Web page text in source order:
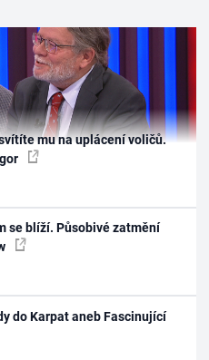
mu na uplácení voličů.
se blíží. Působivé zatmění
do Karpat aneb Fascinující